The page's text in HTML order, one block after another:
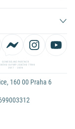
160 00 Praha 6